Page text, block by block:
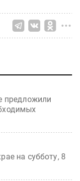
предложили
на субботу, 8